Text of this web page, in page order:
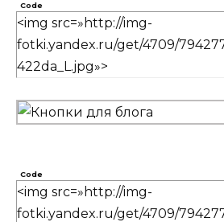
Code
<img src=»http://img-
fotki.yandex.ru/get/4709/
422da_L.jpg»>
Code
<img src=»http://img-
fotki.yandex.ru/get/4709/